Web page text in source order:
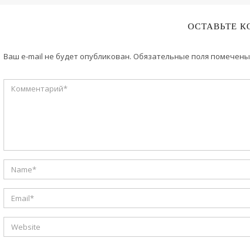
ОСТАВЬТЕ
Ваш e-mail не будет опубликован. Обязательные поля помечены